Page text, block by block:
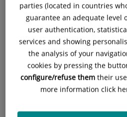
20 de juliol 2026
L'otitis es dispara a
prevenir-la i quan cal
urgències
parties (located in countries
guarantee an adequate level
user authentication,
services and showing
the analysis of your
cookies by pressing the
configure/refuse them their
more information click